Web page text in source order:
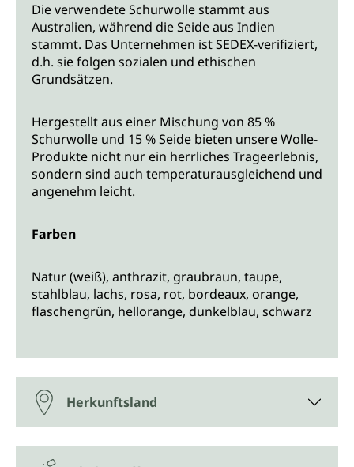
Die verwendete Schurwolle stammt aus
Australien, während die Seide aus Indien
stammt. Das Unternehmen ist SEDEX-verifiziert,
d.h. sie folgen sozialen und ethischen
Grundsätzen.
Hergestellt aus einer Mischung von 85 %
Schurwolle und 15 % Seide bieten unsere Wolle-
Produkte nicht nur ein herrliches Trageerlebnis,
sondern sind auch temperaturausgleichend und
angenehm leicht.
Farben
Natur (weiß), anthrazit, graubraun, taupe,
stahlblau, lachs, rosa, rot, bordeaux, orange,
flaschengrün, hellorange, dunkelblau, schwarz
Herkunftsland